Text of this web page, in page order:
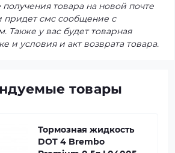
товара на новой почте
придет смс сообщение с
Также у вас будет товарная
и условия и акт возврата товара.
товары
Тормозная жидкость
DOT 4 Brembo